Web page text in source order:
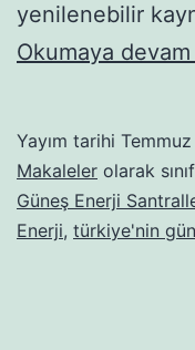
yenilenebilir
Okumaya
Yayım tarihi
Makaleler olarak
Güneş Enerji
Enerji, türkiye'nin